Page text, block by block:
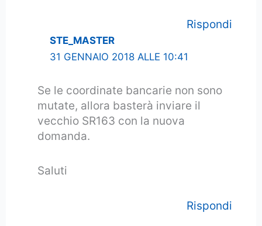
Rispondi
STE_MASTER
31 GENNAIO 2018 ALLE 10:41
Se le coordinate bancarie non sono
mutate, allora basterà inviare il
vecchio SR163 con la nuova
domanda.
Saluti
Rispondi